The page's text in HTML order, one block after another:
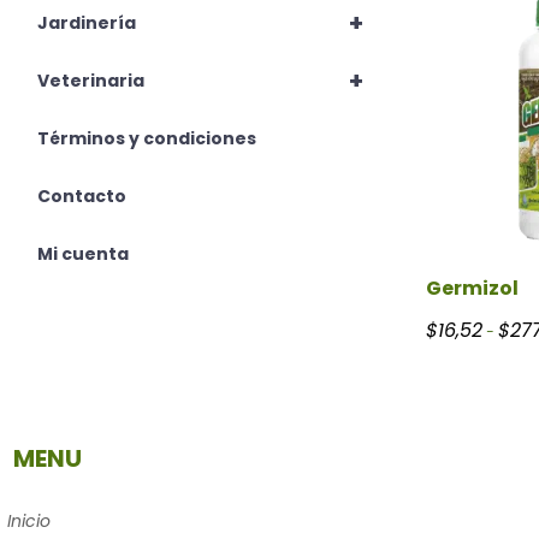
Germizol
$16,52 - $
+
Jardinería
+
Veterinaria
Términos y condiciones
Contacto
Mi cuenta
MENU
Inicio